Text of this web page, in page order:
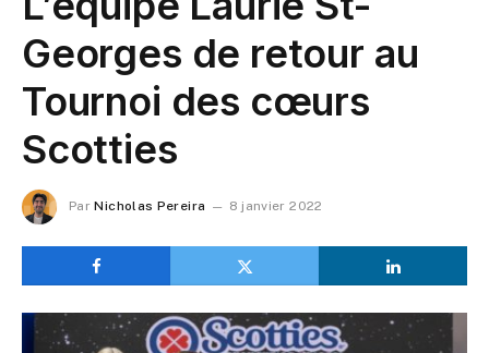
Georges de retour au
Tournoi des cœurs
Scotties
Par Nicholas Pereira 8 janvier 2022